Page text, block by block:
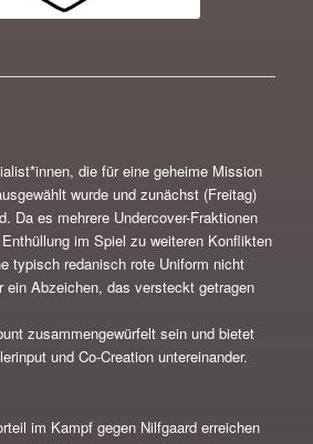
die für eine geheime Mission
wurde und zunächst (Freitag)
Da es mehrere Undercover-Fraktionen
im Spiel zu weiteren Konflikten
typisch redanisch rote Uniform nicht
ein Abzeichen, das versteckt getragen
zusammengewürfelt sein und bietet
und Co-Creation untereinander.
im Kampf gegen Nilfgaard erreichen